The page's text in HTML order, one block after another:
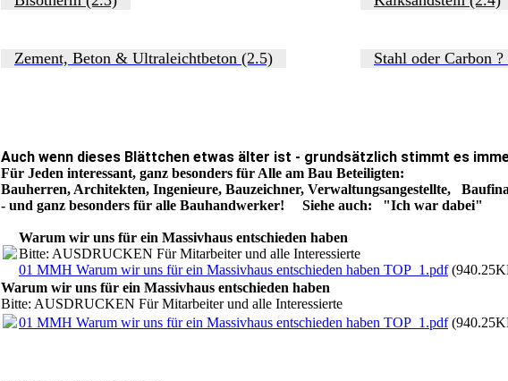
Zement, Beton & Ultraleichtbeton (2.5) Stahl oder Carbon
Auch wenn dieses Blättchen etwas älter ist - grundsätzlich stimmt es
Für Jeden interessant, ganz besonders für Alle am Bau Beteiligten:
Bauherren, Architekten, Ingenieure, Bauzeichner, Verwaltungsangestellte,
- und ganz besonders für alle Bauhandwerker! Siehe auch: "Ich war dabei"
Warum wir uns für ein Massivhaus entschieden haben
Bitte: AUSDRUCKEN Für Mitarbeiter und alle Interessierte
01 MMH Warum wir uns für ein Massivhaus entschieden haben TOP_1.pdf
Warum wir uns für ein Massivhaus entschieden haben
Bitte: AUSDRUCKEN Für Mitarbeiter und alle Interessierte
01 MMH Warum wir uns für ein Massivhaus entschieden haben TOP_1.pdf